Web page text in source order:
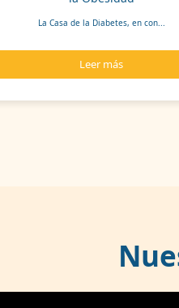
La Casa de la Diabetes, en con...
Leer más